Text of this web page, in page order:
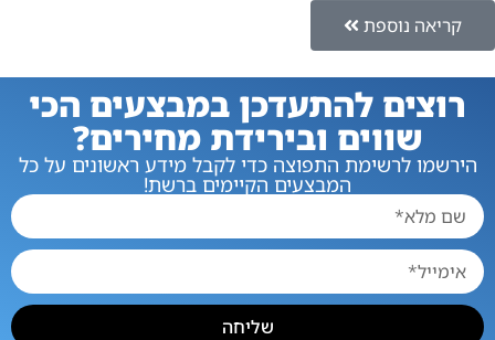
קריאה נוספת
רוצים להתעדכן במבצעים הכי
שווים ובירידת מחירים?
הירשמו לרשימת התפוצה כדי לקבל מידע ראשונים על כל
המבצעים הקיימים ברשת!
שליחה